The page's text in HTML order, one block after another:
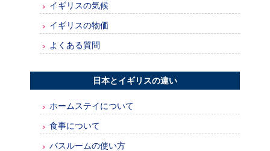
イギリスの気候
イギリスの物価
よくある質問
日本とイギリスの違い
ホームステイについて
食事について
バスルームの使い方